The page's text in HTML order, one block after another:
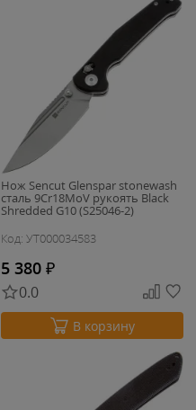
Нож Sencut Glenspar stonewash
сталь 9Cr18MoV рукоять Black
Shredded G10 (S25046-2)
Код: УТ000034583
5 380 ₽
0.0
В корзину